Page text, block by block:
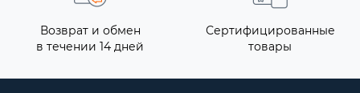
Возврат и обмен
в течении 14 дней
Сертифицированные
товары